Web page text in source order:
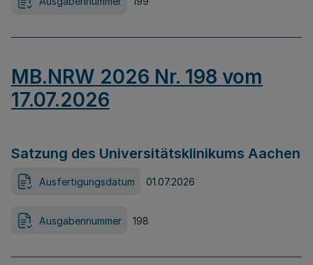
MB.NRW 2026 Nr. 198 vom
17.07.2026
Satzung des Universitätsklinikums Aachen
Ausfertigungsdatum 01.07.2026
Ausgabennummer 198